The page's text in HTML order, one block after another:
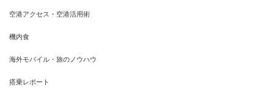
空港アクセス・空港活用術
機内食
海外モバイル・旅のノウハウ
搭乗レポート